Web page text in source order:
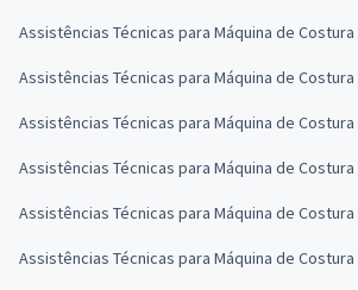
Assistências Técnicas para Máquina de
Assistências Técnicas para Máquina de Costura
Assistências Técnicas para Máquina de Costura
Assistências Técnicas para Máquina de
Assistências Técnicas para Máquina de
Assistências Técnicas para Máquina de Costura